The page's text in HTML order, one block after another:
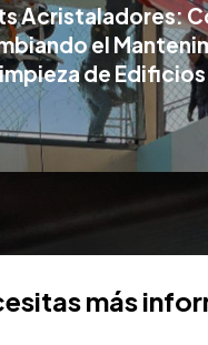
Acristaladores:
el
de
más